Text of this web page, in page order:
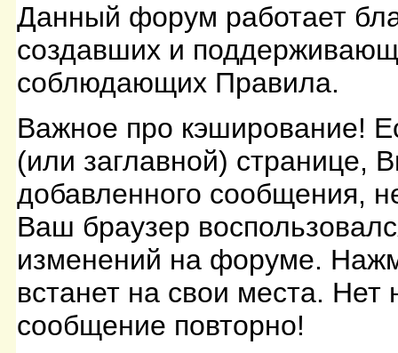
Данный форум работает
создавших и
соблюдающих Правила.
Важное про кэширование!
(или заглавной) странице,
добавленного сообщения,
Ваш браузер
изменений на форуме.
встанет на свои места. Нет
сообщение повторно!